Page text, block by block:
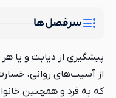
سرفصل‌ها
پیشگیری از دیابت و یا
از آسیب‌های روانی،
که به فرد و همچنین